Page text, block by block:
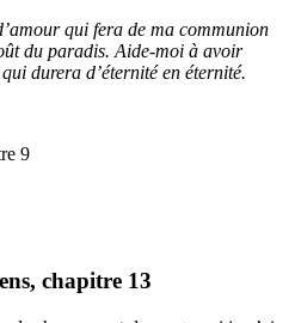
qui fera de ma communion
du paradis. Aide-moi à avoir
durera d’éternité en éternité.
9
chapitre 13